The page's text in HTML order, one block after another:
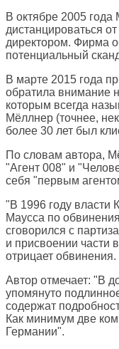
В октябре 2005
дистанцироваться
директором. Фирма
потенциальный
В марте 2015 года
обратила внимание
которым всегда
Мёллнер (точнее,
более 30 лет был
По словам автора,
"Агент 008" и
себя "первым
"В 1996 году власти
Маусса по
сговорился с
и присвоении части
отрицает обвинения.
Автор отмечает: "В
упомянуто
содержат
Как минимум две
Германии".